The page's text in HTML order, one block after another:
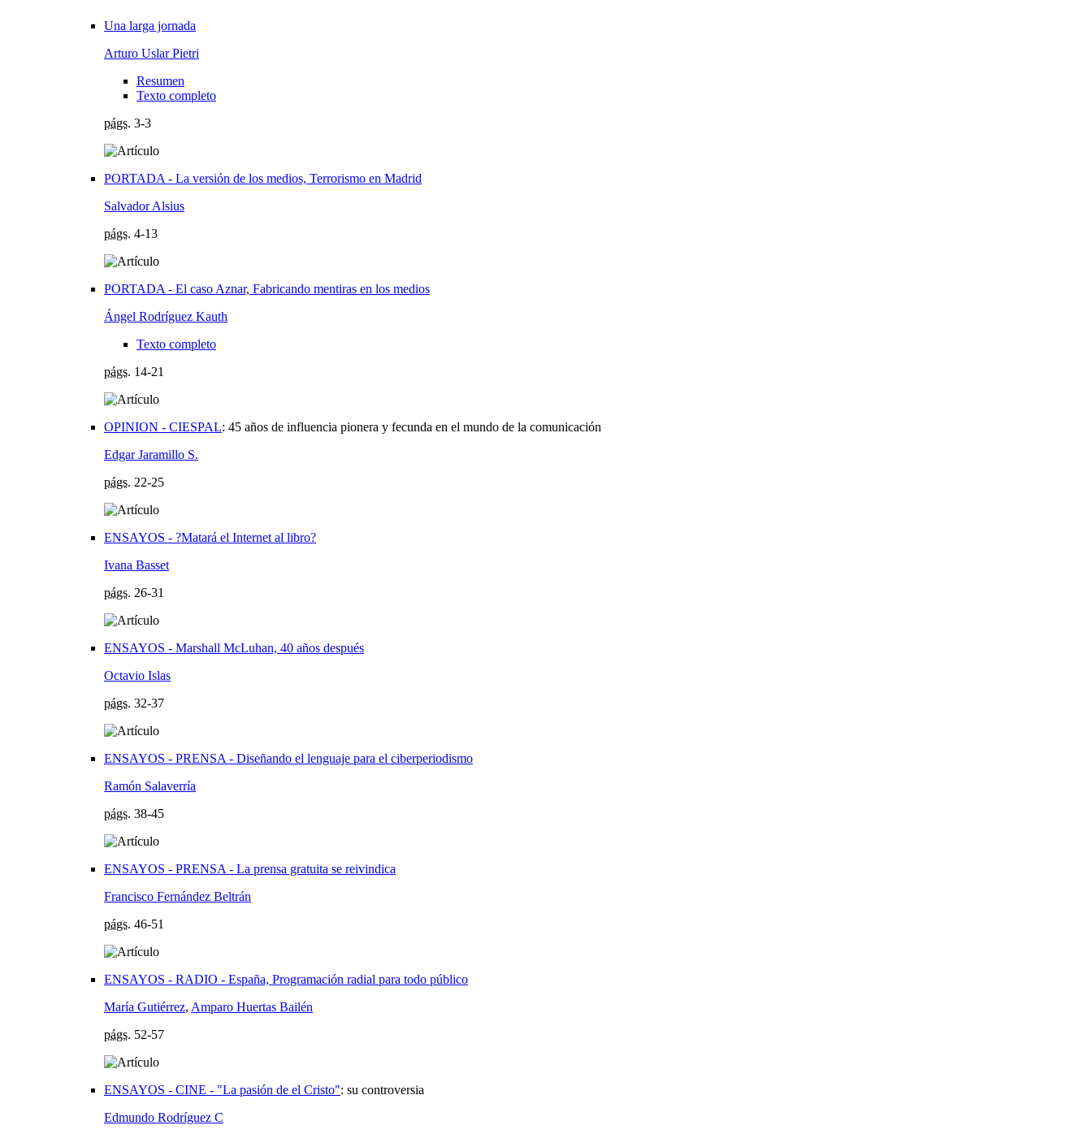
Una larga jornada
Arturo Uslar Pietri
Resumen
Texto completo
págs. 3-3
PORTADA - La versión de los medios, Terrorismo en Madrid
Salvador Alsius
págs. 4-13
PORTADA - El caso Aznar, Fabricando mentiras en los medios
Ángel Rodríguez Kauth
Texto completo
págs. 14-21
OPINION - CIESPAL: 45 años de influencia pionera y fecunda en el mundo de la comunicación
Edgar Jaramillo S.
págs. 22-25
ENSAYOS - ?Matará el Internet al libro?
Ivana Basset
págs. 26-31
ENSAYOS - Marshall McLuhan, 40 años después
Octavio Islas
págs. 32-37
ENSAYOS - PRENSA - Diseñando el lenguaje para el ciberperiodismo
Ramón Salaverría
págs. 38-45
ENSAYOS - PRENSA - La prensa gratuita se reivindica
Francisco Fernández Beltrán
págs. 46-51
ENSAYOS - RADIO - España, Programación radial para todo público
María Gutiérrez, Amparo Huertas Bailén
págs. 52-57
ENSAYOS - CINE - "La pasión de el Cristo": su controversia
Edmundo Rodríguez C